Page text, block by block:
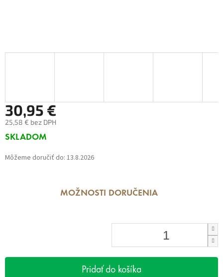
30,95 €
25,58 € bez DPH
Jednotková
SKLADOM
Môžeme doručiť do: 13.8.2026
MOŽNOSTI DORUČENIA
Pridať do košíka